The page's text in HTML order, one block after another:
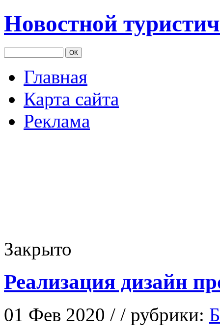
Новостной
Главная
Карта сайта
Реклама
Закрыто
Реализация дизайн
01 Фев 2020 / / рубрики: